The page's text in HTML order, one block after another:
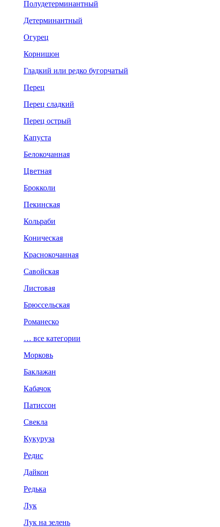
Полудетерминантный
Детерминантный
Огурец
Корнишон
Гладкий или редко бугорчатый
Перец
Перец сладкий
Перец острый
Капуста
Белокочанная
Цветная
Брокколи
Пекинская
Кольраби
Коническая
Краснокочанная
Савойская
Листовая
Брюссельская
Романеско
… все категории
Морковь
Баклажан
Кабачок
Патиссон
Свекла
Кукуруза
Редис
Дайкон
Редька
Лук
Лук на зелень